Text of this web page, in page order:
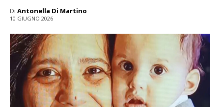
Di Antonella Di Martino
10 GIUGNO 2026